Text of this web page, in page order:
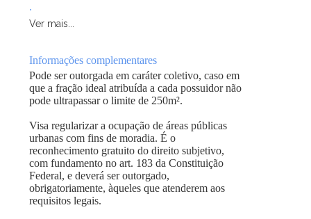
.
Ver mais...
Informações complementares
Pode ser outorgada em caráter coletivo, caso em
que a fração ideal atribuída a cada possuidor não
pode ultrapassar o limite de 250m².
Visa regularizar a ocupação de áreas públicas
urbanas com fins de moradia. É o
reconhecimento gratuito do direito subjetivo,
com fundamento no art. 183 da Constituição
Federal, e deverá ser outorgado,
obrigatoriamente, àqueles que atenderem aos
requisitos legais.